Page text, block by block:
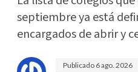
septiembre ya está
encargados de abrir y
Publicado 6 ago. 2026